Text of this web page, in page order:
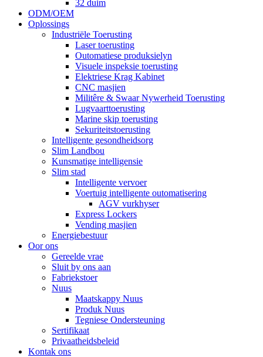
32 duim
ODM/OEM
Oplossings
Industriële Toerusting
Laser toerusting
Outomatiese produksielyn
Visuele inspeksie toerusting
Elektriese Krag Kabinet
CNC masjien
Militêre & Swaar Nywerheid Toerusting
Lugvaarttoerusting
Marine skip toerusting
Sekuriteitstoerusting
Intelligente gesondheidsorg
Slim Landbou
Kunsmatige intelligensie
Slim stad
Intelligente vervoer
Voertuig intelligente outomatisering
AGV vurkhyser
Express Lockers
Vending masjien
Energiebestuur
Oor ons
Gereelde vrae
Sluit by ons aan
Fabriekstoer
Nuus
Maatskappy Nuus
Produk Nuus
Tegniese Ondersteuning
Sertifikaat
Privaatheidsbeleid
Kontak ons